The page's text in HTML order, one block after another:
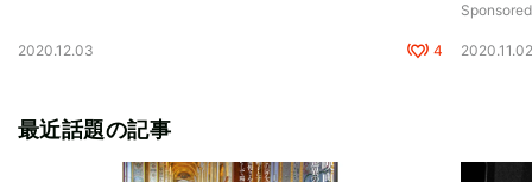
2020.12.03 4
最近話題の記事